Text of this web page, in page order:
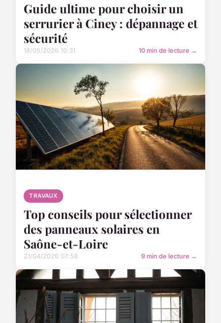
Guide ultime pour choisir un
serrurier à Ciney : dépannage et
sécurité
18/05/2026 10:31 10 min de lecture →
TRAVAUX
Top conseils pour sélectionner
des panneaux solaires en
Saône-et-Loire
21/04/2026 07:58 9 min de lecture →